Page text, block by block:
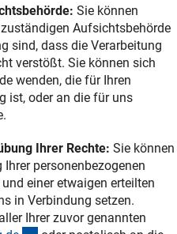
Sie können
Aufsichtsbehörde
sind, dass die Verarbeitung
verstößt. Sie können sich
wenden, die für Ihren
ist, oder an die für uns
Ihrer Rechte: Sie können
personenbezogenen
einer etwaigen erteilten
in Verbindung setzen.
Ihrer zuvor genannten